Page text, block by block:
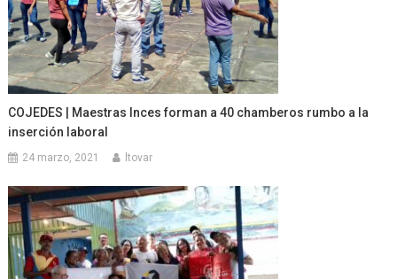
COJEDES | Maestras Inces forman a 40 chamberos rumbo a la
inserción laboral
24 marzo, 2021 ltovar